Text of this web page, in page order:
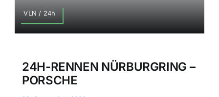
VLN / 24h
24H-RENNEN NÜRBURGRING –
PORSCHE